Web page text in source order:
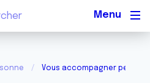
Vous accompagner